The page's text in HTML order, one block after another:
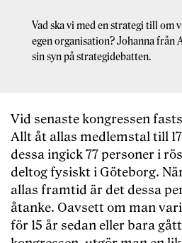
Vad ska vi med en strategi till om
egen organisation? Johanna från
sin syn på strategidebatten.
Vid senaste kongressen
Allt åt allas medlemstal till
dessa ingick 77 personer i
deltog fysiskt i Göteborg.
allas framtid är det dessa
åtanke. Oavsett om man
för 15 år sedan eller bara